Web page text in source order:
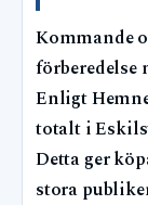
Kommande
Enligt
totalt i
Detta ger
stora